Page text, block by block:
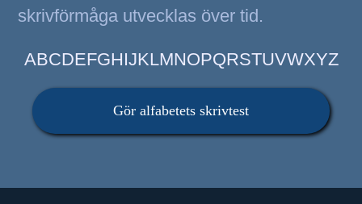
skrivförmåga utvecklas över tid.
ABCDEFGHIJKLMNOPQRSTUVWXYZ
Gör alfabetets skrivtest